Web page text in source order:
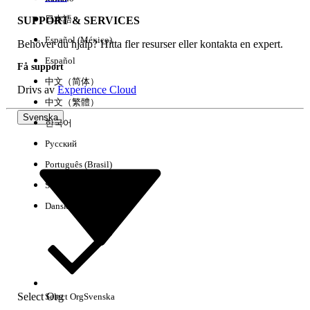
Rensa alla Klart
Här är några söktips
Kontrollera stavningen av dina nyckelord.
SUPPORT & SERVICES
Behöver du hjälp? Hitta fler resurser eller kontakta en expert.
Få support
Drivs avExperience Cloud
Svenska
Select Org
日本語
Español (México)
Español
中文（简体）
中文（繁體）
한국어
Русский
Português (Brasil)
Suomi
Dansk
Select OrgSvenska